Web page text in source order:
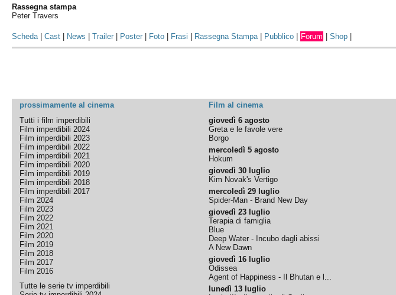
Rassegna stampa
Peter Travers
Scheda|Cast News |Trailer Poster Foto Frasi Rassegna Stampa| Pubblico Forum |Shop
prossimamente al cinema Film al cinema
Tutti i film imperdibili
Film imperdibili 2024
Film imperdibili 2023
Film imperdibili 2022
Film imperdibili 2021
Film imperdibili 2020
Film imperdibili 2019
Film imperdibili 2018
Film imperdibili 2017
Film 2024
Film 2023
Film 2022
Film 2021
Film 2020
Film 2019
Film 2018
Film 2017
Film 2016
Tutte le serie tv imperdibili
giovedì 6 agosto
Greta e le favole vere
Borgo
mercoledì 5 agosto
Hokum
giovedì 30 luglio
Kim Novak's Vertigo
mercoledì 29 luglio
Spider-Man - Brand New Day
giovedì 23 luglio
Terapia di famiglia
Blue
Deep Water - Incubo dagli abissi
A New Dawn
giovedì 16 luglio
Odissea
Agent of Happiness - Il Bhutan e l...
lunedì 13 luglio